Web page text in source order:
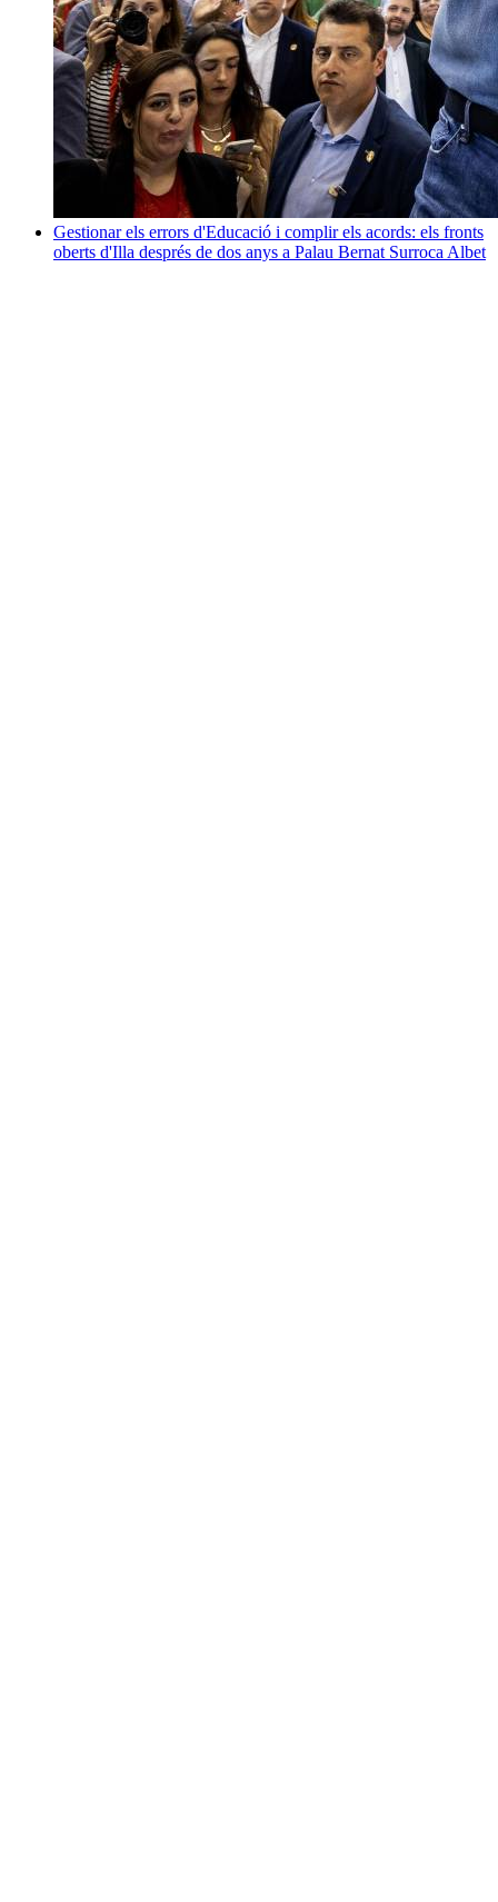
Gestionar els errors d'Educació i complir els acords: els fronts
oberts d'Illa després de dos anys a Palau Bernat Surroca Albet